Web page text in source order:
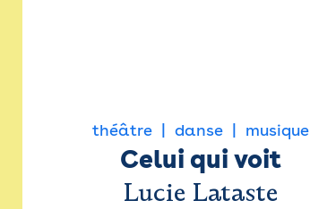
théâtre danse musique
Celui qui voit
Lucie Lataste